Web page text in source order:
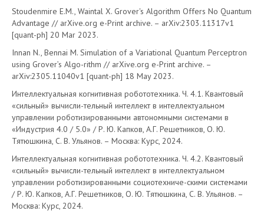
Stoudenmire E.M., Waintal X. Grover's Algorithm Offers No Quantum
Advantage // arXive.org e-Print archive. – arXiv:2303.11317v1
[quant-ph] 20 Mar 2023.
Innan N., Bennai M. Simulation of a Variational Quantum Perceptron
using Grover’s Algo-rithm // arXive.org e-Print archive. –
arXiv:2305.11040v1 [quant-ph] 18 May 2023.
Интеллектуальная когнитивная робототехника. Ч. 4.1. Квантовый
«сильный» вычисли-тельный интеллект в интеллектуальном
управлении роботизированными автономными системами в
«Индустрия 4.0 / 5.0» / Р. Ю. Капков, А.Г. Решетников, О. Ю.
Тятюшкина, С. В. Ульянов. – Москва: Курс, 2024.
Интеллектуальная когнитивная робототехника. Ч. 4.2. Квантовый
«сильный» вычисли-тельный интеллект в интеллектуальном
управлении роботизированными социотехниче-скими системами
/ Р. Ю. Капков, А.Г. Решетников, О. Ю. Тятюшкина, С. В. Ульянов. –
Москва: Курс, 2024.